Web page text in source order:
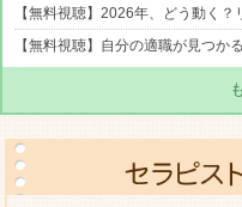
【無料視聴】2026年、どう動く
【無料視聴】自分の適職が見つか